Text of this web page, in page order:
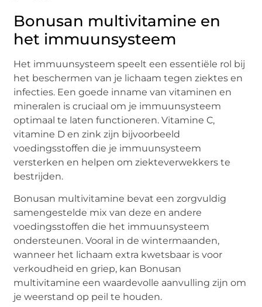
Bonusan multivitamine en
het immuunsysteem
Het immuunsysteem speelt een essentiële rol bij
het beschermen van je lichaam tegen ziektes en
infecties. Een goede inname van vitaminen en
mineralen is cruciaal om je immuunsysteem
optimaal te laten functioneren. Vitamine C,
vitamine D en zink zijn bijvoorbeeld
voedingsstoffen die je immuunsysteem
versterken en helpen om ziekteverwekkers te
bestrijden.
Bonusan multivitamine bevat een zorgvuldig
samengestelde mix van deze en andere
voedingsstoffen die het immuunsysteem
ondersteunen. Vooral in de wintermaanden,
wanneer het lichaam extra kwetsbaar is voor
verkoudheid en griep, kan Bonusan
multivitamine een waardevolle aanvulling zijn om
je weerstand op peil te houden.